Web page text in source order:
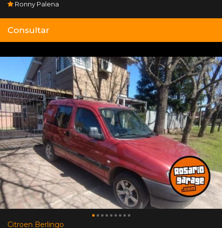
Ronny Palena
Consultar
Citroen Berlingo